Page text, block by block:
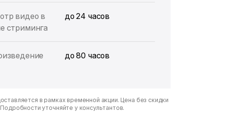
видео в
стриминга
до 24 часов
до 80 часов
в рамках временной акции. Цена без скидки
уточняйте у консультантов.